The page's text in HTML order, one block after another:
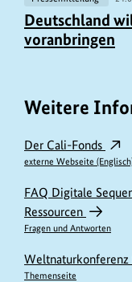
Deutschland
voranbringen
Weitere
Der Cali-Fonds
externe Webseite
FAQ Digitale
Ressourcen
Fragen und Antworten
Weltnaturkonferenz
Themenseite